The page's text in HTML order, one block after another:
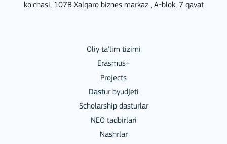
ko'chasi, 107B Xalqaro biznes markaz , A-blok, 7 qavat
Oliy ta'lim tizimi
Erasmus+
Projects
Dastur byudjeti
Scholarship dasturlar
NEO tadbirlari
Nashrlar